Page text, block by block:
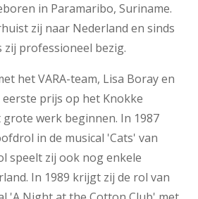
in Paramaribo, Suriname.
zij naar Nederland en sinds
zij professioneel bezig.
het VARA-team, Lisa Boray en
prijs op het Knokke
grote werk beginnen. In 1987
in de musical 'Cats' van
speelt zij ook nog enkele
In 1989 krijgt zij de rol van